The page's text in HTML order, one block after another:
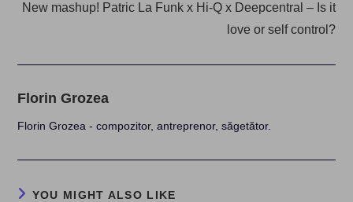
New mashup! Patric La Funk x Hi-Q x Deepcentral – Is it
love or self control?
Florin Grozea
Florin Grozea - compozitor, antreprenor, săgetător.
YOU MIGHT ALSO LIKE